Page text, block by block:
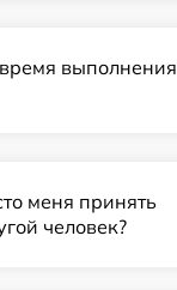
выполнения
меня принять
человек?